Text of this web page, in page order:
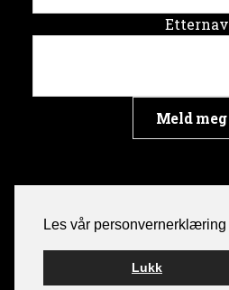
Les vår personvernerklæring
Lukk
Bygget på WordPress
samarbeid med